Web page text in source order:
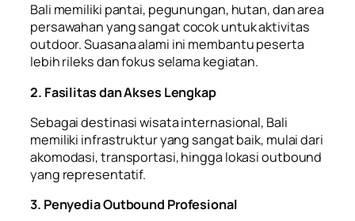
Bali memiliki pantai, pegunungan, hutan, dan area
persawahan yang sangat cocok untuk aktivitas
outdoor. Suasana alami ini membantu peserta
lebih rileks dan fokus selama kegiatan.
2. Fasilitas dan Akses Lengkap
Sebagai destinasi wisata internasional, Bali
memiliki infrastruktur yang sangat baik, mulai dari
akomodasi, transportasi, hingga lokasi outbound
yang representatif.
3. Penyedia Outbound Profesional